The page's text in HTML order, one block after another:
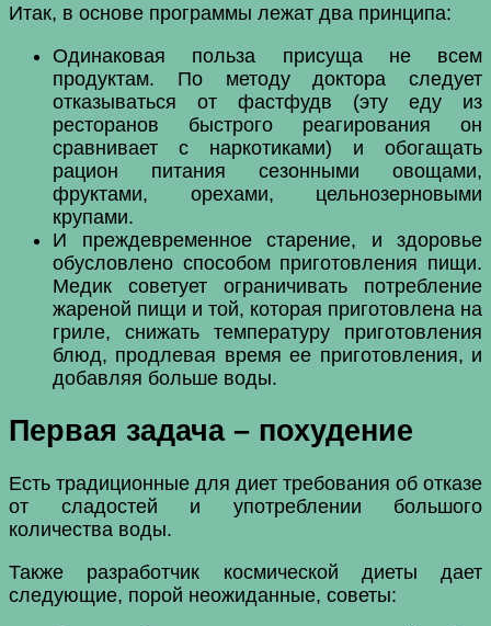
Итак, в основе программы лежат два принципа:
Одинаковая польза присуща не всем
продуктам. По методу доктора следует
отказываться от фастфудв (эту еду из
ресторанов быстрого реагирования он
сравнивает с наркотиками) и обогащать
рацион питания сезонными овощами,
фруктами, орехами, цельнозерновыми
крупами.
И преждевременное старение, и здоровье
обусловлено способом приготовления пищи.
Медик советует ограничивать потребление
жареной пищи и той, которая приготовлена на
гриле, снижать температуру приготовления
блюд, продлевая время ее приготовления, и
добавляя больше воды.
Первая задача – похудение
Есть традиционные для диет требования об отказе
от сладостей и употреблении большого
количества воды.
Также разработчик космической диеты дает
следующие, порой неожиданные, советы: